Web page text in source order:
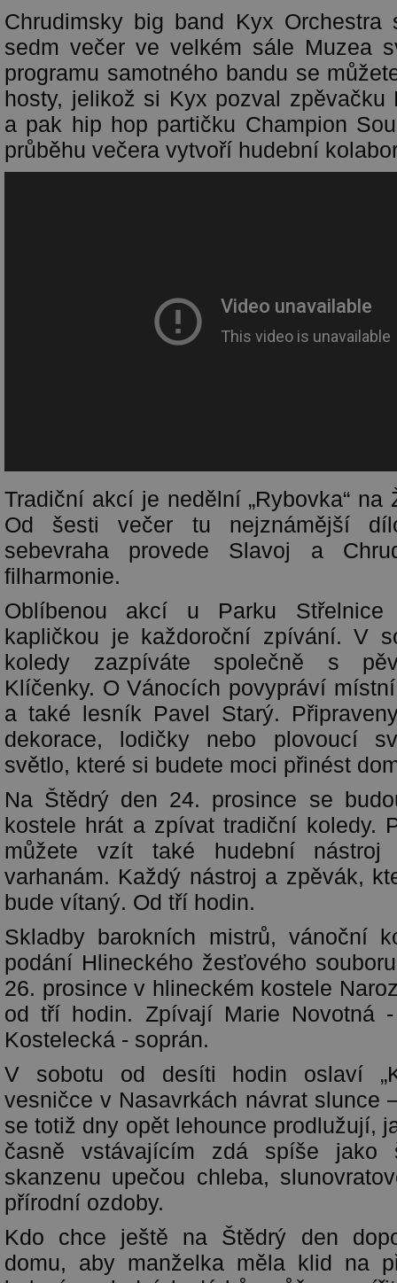
Chrudimsky big band Kyx
sedm večer ve velkém sále Muzea
programu samotného bandu se
hosty, jelikož si Kyx pozval zpěvačku
a pak hip hop partičku Champion
průběhu večera vytvoří hudební
Tradiční akcí je nedělní „Rybovka“ na
Od šesti večer tu nejznámější
sebevraha provede Slavoj a
filharmonie.
Oblíbenou akcí u Parku Střelnice
kapličkou je každoroční zpívání. V
koledy zazpíváte společně s
Klíčenky. O Vánocích povypráví
a také lesník Pavel Starý.
dekorace, lodičky nebo plovoucí
světlo, které si budete moci přinést
Na Štědrý den 24. prosince se
kostele hrát a zpívat tradiční koledy.
můžete vzít také hudební
varhanám. Každý nástroj a zpěvák,
bude vítaný. Od tří hodin.
Skladby barokních mistrů, vánoční
podání Hlineckého žesťového
26. prosince v hlineckém kostele
od tří hodin. Zpívají Marie Novotná
Kostelecká - soprán.
V sobotu od desíti hodin oslaví
vesničce v Nasavrkách návrat slunce
se totiž dny opět lehounce prodlužují,
časně vstávajícím zdá spíše jako
skanzenu upečou chleba,
přírodní ozdoby.
Kdo chce ještě na Štědrý den
domu, aby manželka měla klid na